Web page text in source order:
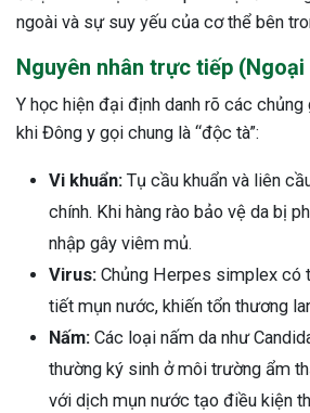
ngoài và sự suy yếu của cơ thể bên
Nguyên nhân trực tiếp (Ngoại
Y học hiện đại định danh rõ các
khi Đông y gọi chung là “độc tà”:
Vi khuẩn: Tụ cầu khuẩn và liên
chính. Khi hàng rào bảo vệ da bị
nhập gây viêm mủ.
Virus: Chủng Herpes simplex có
tiết mụn nước, khiến tổn thương
Nấm: Các loại nấm da như
thường ký sinh ở môi trường ẩm
với dịch mụn nước tạo điều kiện